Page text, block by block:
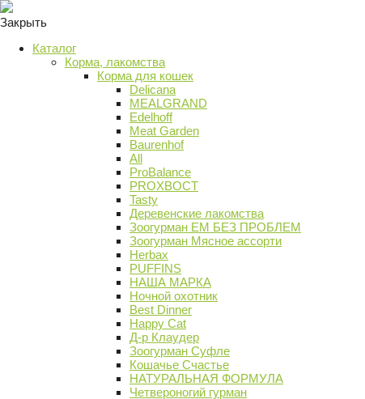
Закрыть
Каталог
Корма, лакомства
Корма для кошек
Delicana
MEALGRAND
Edelhoff
Meat Garden
Baurenhof
All
ProBalance
PROХВОСТ
Tasty
Деревенские лакомства
Зоогурман ЕМ БЕЗ ПРОБЛЕМ
Зоогурман Мясное ассорти
Herbax
PUFFINS
НАША МАРКА
Ночной охотник
Best Dinner
Happy Cat
Д-р Клаудер
Зоогурман Суфле
Кошачье Счастье
НАТУРАЛЬНАЯ ФОРМУЛА
Четвероногий гурман